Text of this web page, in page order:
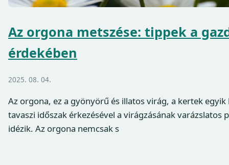
Az orgona metszése: tippek a
érdekében
2025. 08. 04.
Az orgona, ez a gyönyörű és illatos virág, a kertek
tavaszi időszak érkezésével a virágzásának varázslatos
idézik. Az orgona nemcsak s